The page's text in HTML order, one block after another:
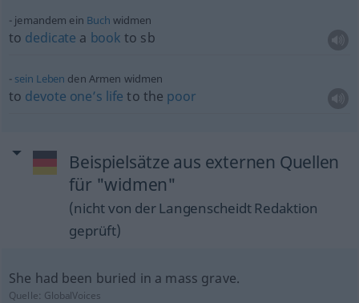
jemandem ein Buch widmen
to dedicate a book to sb
sein Leben den Armen widmen
to devote one’s life to the poor
Beispielsätze aus externen Quellen
für "widmen"
(nicht von der Langenscheidt Redaktion
geprüft)
She had been buried in a mass grave.
Quelle: GlobalVoices